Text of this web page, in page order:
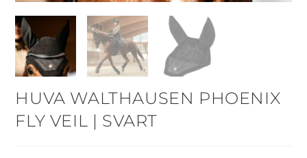
HUVA WALTHAUSEN PHOENIX
FLY VEIL | SVART